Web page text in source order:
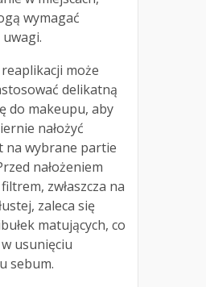
wymagać
reaplikacji może
delikatną
do makeupu, aby
nałożyć
na wybrane partie
nałożeniem
zwłaszcza na
zaleca się
matujących, co
usunięciu
sebum.